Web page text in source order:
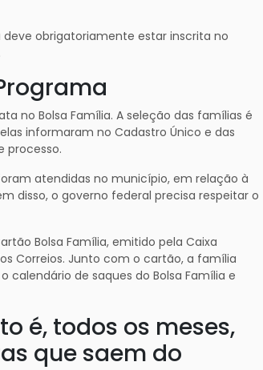
deve obrigatoriamente estar inscrita no
no Bolsa Família. A seleção das famílias é
informaram no Cadastro Único e das
processo.
atendidas no município, em relação à
disso, o governo federal precisa respeitar o
Bolsa Família, emitido pela Caixa
Correios. Junto com o cartão, a família
de saques do Bolsa Família e
é, todos os meses,
que saem do